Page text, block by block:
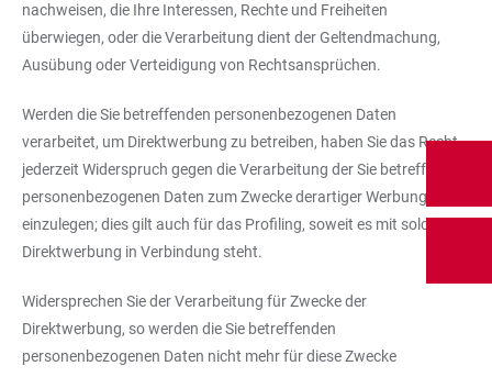
nachweisen, die Ihre Interessen, Rechte und Freiheiten
überwiegen, oder die Verarbeitung dient der Geltendmachung,
Ausübung oder Verteidigung von Rechtsansprüchen.
Werden die Sie betreffenden personenbezogenen Daten
verarbeitet, um Direktwerbung zu betreiben, haben Sie das Recht,
jederzeit Widerspruch gegen die Verarbeitung der Sie betreffenden
personenbezogenen Daten zum Zwecke derartiger Werbung
einzulegen; dies gilt auch für das Profiling, soweit es mit solcher
Direktwerbung in Verbindung steht.
Widersprechen Sie der Verarbeitung für Zwecke der
Direktwerbung, so werden die Sie betreffenden
personenbezogenen Daten nicht mehr für diese Zwecke